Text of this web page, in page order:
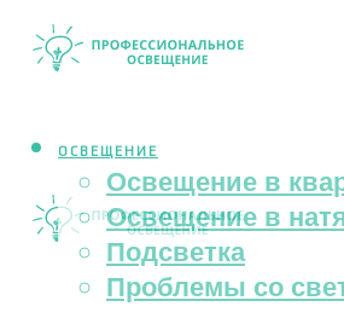
ОСВЕЩЕНИЕ
Освещение в
Освещение в
Подсветка
Проблемы со